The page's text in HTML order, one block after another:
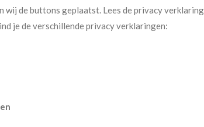
wij de buttons geplaatst. Lees de privacy
je de verschillende privacy verklaringen: